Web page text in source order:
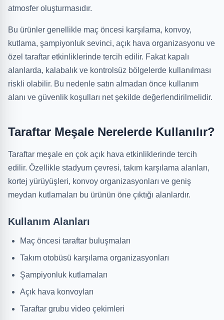
atmosfer oluşturmasıdır.
Bu ürünler genellikle maç öncesi karşılama, konvoy,
kutlama, şampiyonluk sevinci, açık hava organizasyonu ve
özel taraftar etkinliklerinde tercih edilir. Fakat kapalı
alanlarda, kalabalık ve kontrolsüz bölgelerde kullanılması
riskli olabilir. Bu nedenle satın almadan önce kullanım
alanı ve güvenlik koşulları net şekilde değerlendirilmelidir.
Taraftar Meşale Nerelerde Kullanılır?
Taraftar meşale en çok açık hava etkinliklerinde tercih
edilir. Özellikle stadyum çevresi, takım karşılama alanları,
kortej yürüyüşleri, konvoy organizasyonları ve geniş
meydan kutlamaları bu ürünün öne çıktığı alanlardır.
Kullanım Alanları
Maç öncesi taraftar buluşmaları
Takım otobüsü karşılama organizasyonları
Şampiyonluk kutlamaları
Açık hava konvoyları
Taraftar grubu video çekimleri